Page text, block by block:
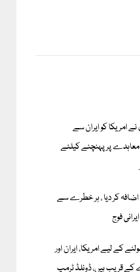
امریکا کو ایران سے
معاہدے پر پہنچنے کیلئے
کر دیا ، ہر خطرے سے
فوج
کے لیے امریکا، ایران اور
قریب ہیں، ڈونلڈ ٹرمپ